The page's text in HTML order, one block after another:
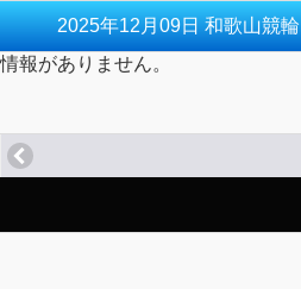
2025年12月09日 和歌山競輪
情報がありません。